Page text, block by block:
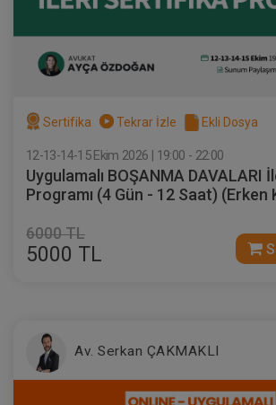
Sertifika Tekrar İzle Ekli Dosya
12-13-14-15 Ekim 2026 | 19:00 - 22:00
Uygulamalı BOŞANMA DAVALARI
Programı (4 Gün - 12 Saat) (Erken
6000 TL
5000 TL
Av. Serkan ÇAKMAKLI